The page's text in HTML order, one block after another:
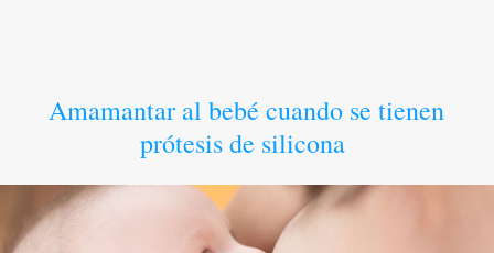
Amamantar al bebé cuando se tienen
prótesis de silicona